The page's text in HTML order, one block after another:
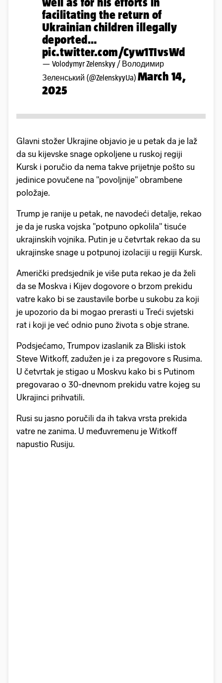
facilitating the return of
Ukrainian children illegally
deported…
pic.twitter.com/Cyw1TIvsWd
— Volodymyr Zelenskyy / Володимир
Зеленський (@ZelenskyyUa) March 14,
2025
Glavni stožer Ukrajine objavio je u petak da je laž
da su kijevske snage opkoljene u ruskoj regiji
Kursk i poručio da nema takve prijetnje pošto su
jedinice povučene na "povoljnije" obrambene
položaje.
Trump je ranije u petak, ne navodeći detalje, rekao
je da je ruska vojska "potpuno opkolila" tisuće
ukrajinskih vojnika. Putin je u četvrtak rekao da su
ukrajinske snage u potpunoj izolaciji u regiji Kursk.
Američki predsjednik je više puta rekao je da želi
da se Moskva i Kijev dogovore o brzom prekidu
vatre kako bi se zaustavile borbe u sukobu za koji
je upozorio da bi mogao prerasti u Treći svjetski
rat i koji je već odnio puno života s obje strane.
Podsjećamo, Trumpov izaslanik za Bliski istok
Steve Witkoff, zadužen je i za pregovore s Rusima.
U četvrtak je stigao u Moskvu kako bi s Putinom
pregovarao o 30-dnevnom prekidu vatre kojeg su
Ukrajinci prihvatili.
Rusi su jasno poručili da ih takva vrsta prekida
vatre ne zanima. U međuvremenu je Witkoff
napustio Rusiju.